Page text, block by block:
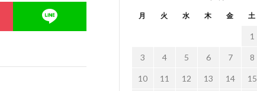
月 火 水 木 金 土
1
3 4 5 6 7 8
10 11 12 13 14 15